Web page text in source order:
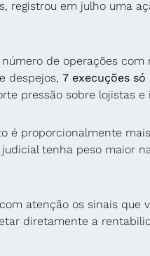
registrou em julho uma
de operações com
despejos, 7 execuções só
pressão sobre lojistas e
é proporcionalmente
tenha peso maior
atenção os sinais que
diretamente a